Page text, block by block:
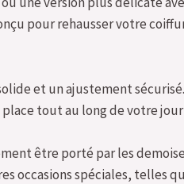
pour rehausser votre
et un ajustement
tout au long de votre
être porté par les
spéciales, telles